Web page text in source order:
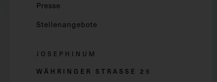
Presse
Stellenangebote
JOSEPHINUM
WÄHRINGER STRASSE 2 5